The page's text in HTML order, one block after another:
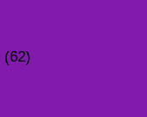
(62)